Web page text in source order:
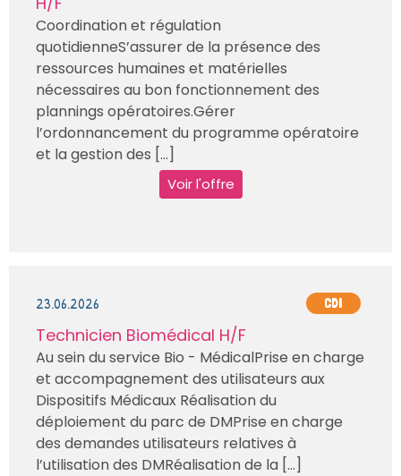
Coordination et régulation
quotidienneS’assurer de la présence des
ressources humaines et matérielles
nécessaires au bon fonctionnement des
plannings opératoires.Gérer
l’ordonnancement du programme opératoire
et la gestion des [...]
Voir l'offre
23.06.2026 CDI
Technicien Biomédical H/F
Au sein du service Bio - MédicalPrise en charge
et accompagnement des utilisateurs aux
Dispositifs Médicaux Réalisation du
déploiement du parc de DMPrise en charge
des demandes utilisateurs relatives à
l’utilisation des DMRéalisation de la [...]